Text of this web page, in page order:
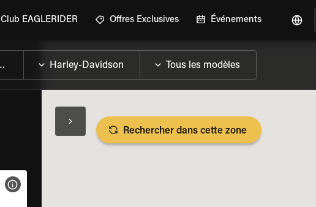
Club EAGLERIDER Offres Exclusives Événements
VOIR LES SPÉCIFICATIONS DE LA MOTO
Rechercher dans cette zone